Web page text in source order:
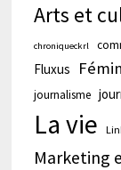
Arts et
chroniqueckrl
Fluxus
journalisme
La vie
Marketing